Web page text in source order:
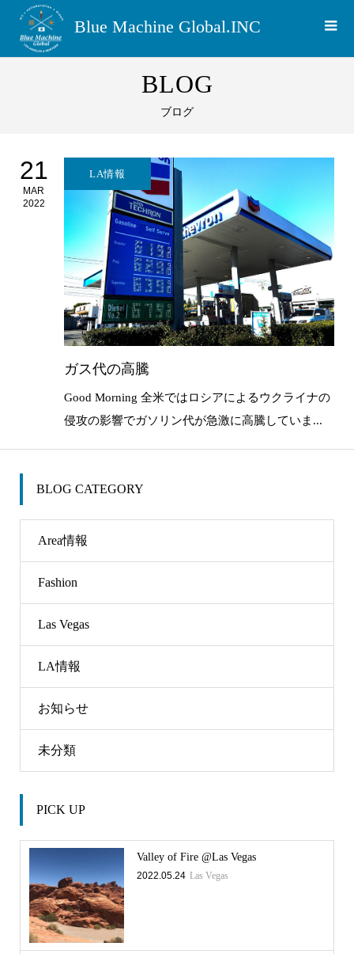
Blue Machine Global.INC
BLOG
ブログ
21
MAR
2022
LA情報
ガス代の高騰
Good Morning 全米ではロシアによるウクライナの
侵攻の影響でガソリン代が急激に高騰していま...
BLOG CATEGORY
Area情報
Fashion
Las Vegas
LA情報
お知らせ
未分類
PICK UP
Valley of Fire @Las Vegas
2022.05.24 Las Vegas